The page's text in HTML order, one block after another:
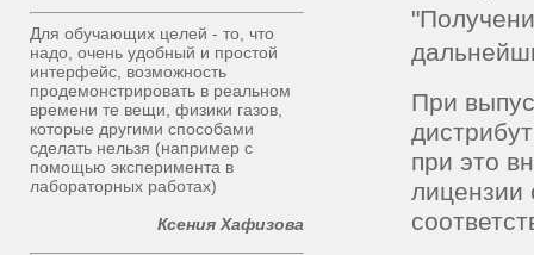
При
при это
лицензии
Для обучающих целей - то, что
надо, очень удобный и простой
интерфейс, возможность
продемонстрировать в реальном
времени те вещи, физики газов,
которые другими способами
сделать нельзя (например с
помощью эксперимента в
лабораторных работах)
Ксения Хафизова